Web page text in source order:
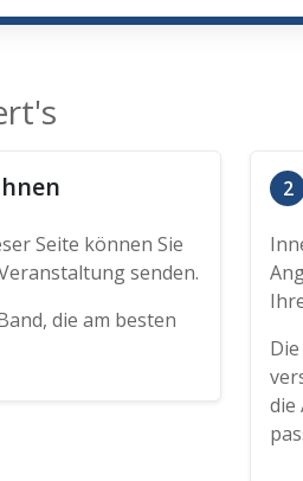
Seite können Sie
senden.
die am besten
2
die